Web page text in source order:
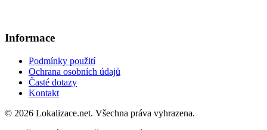
Informace
Podmínky použití
Ochrana osobních údajů
Časté dotazy
Kontakt
© 2026 Lokalizace.net. Všechna práva vyhrazena.